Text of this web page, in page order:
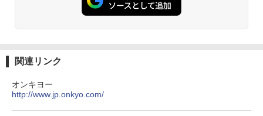
関連リンク
オンキヨー
http://www.jp.onkyo.com/